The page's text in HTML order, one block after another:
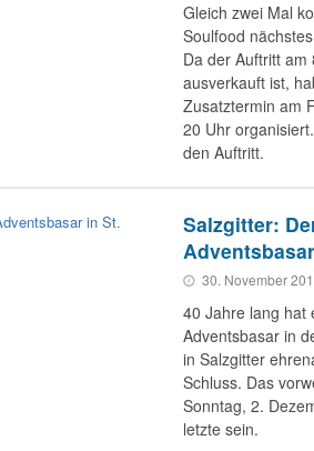
Gleich zwei Mal
Soulfood
Da der Auftritt
ausverkauft ist,
Zusatztermin am
20 Uhr
den Auftritt.
Salzgitter:
30. November
40 Jahre lang hat
Adventsbasar in
in Salzgitter
Schluss. Das
Sonntag, 2.
letzte sein.